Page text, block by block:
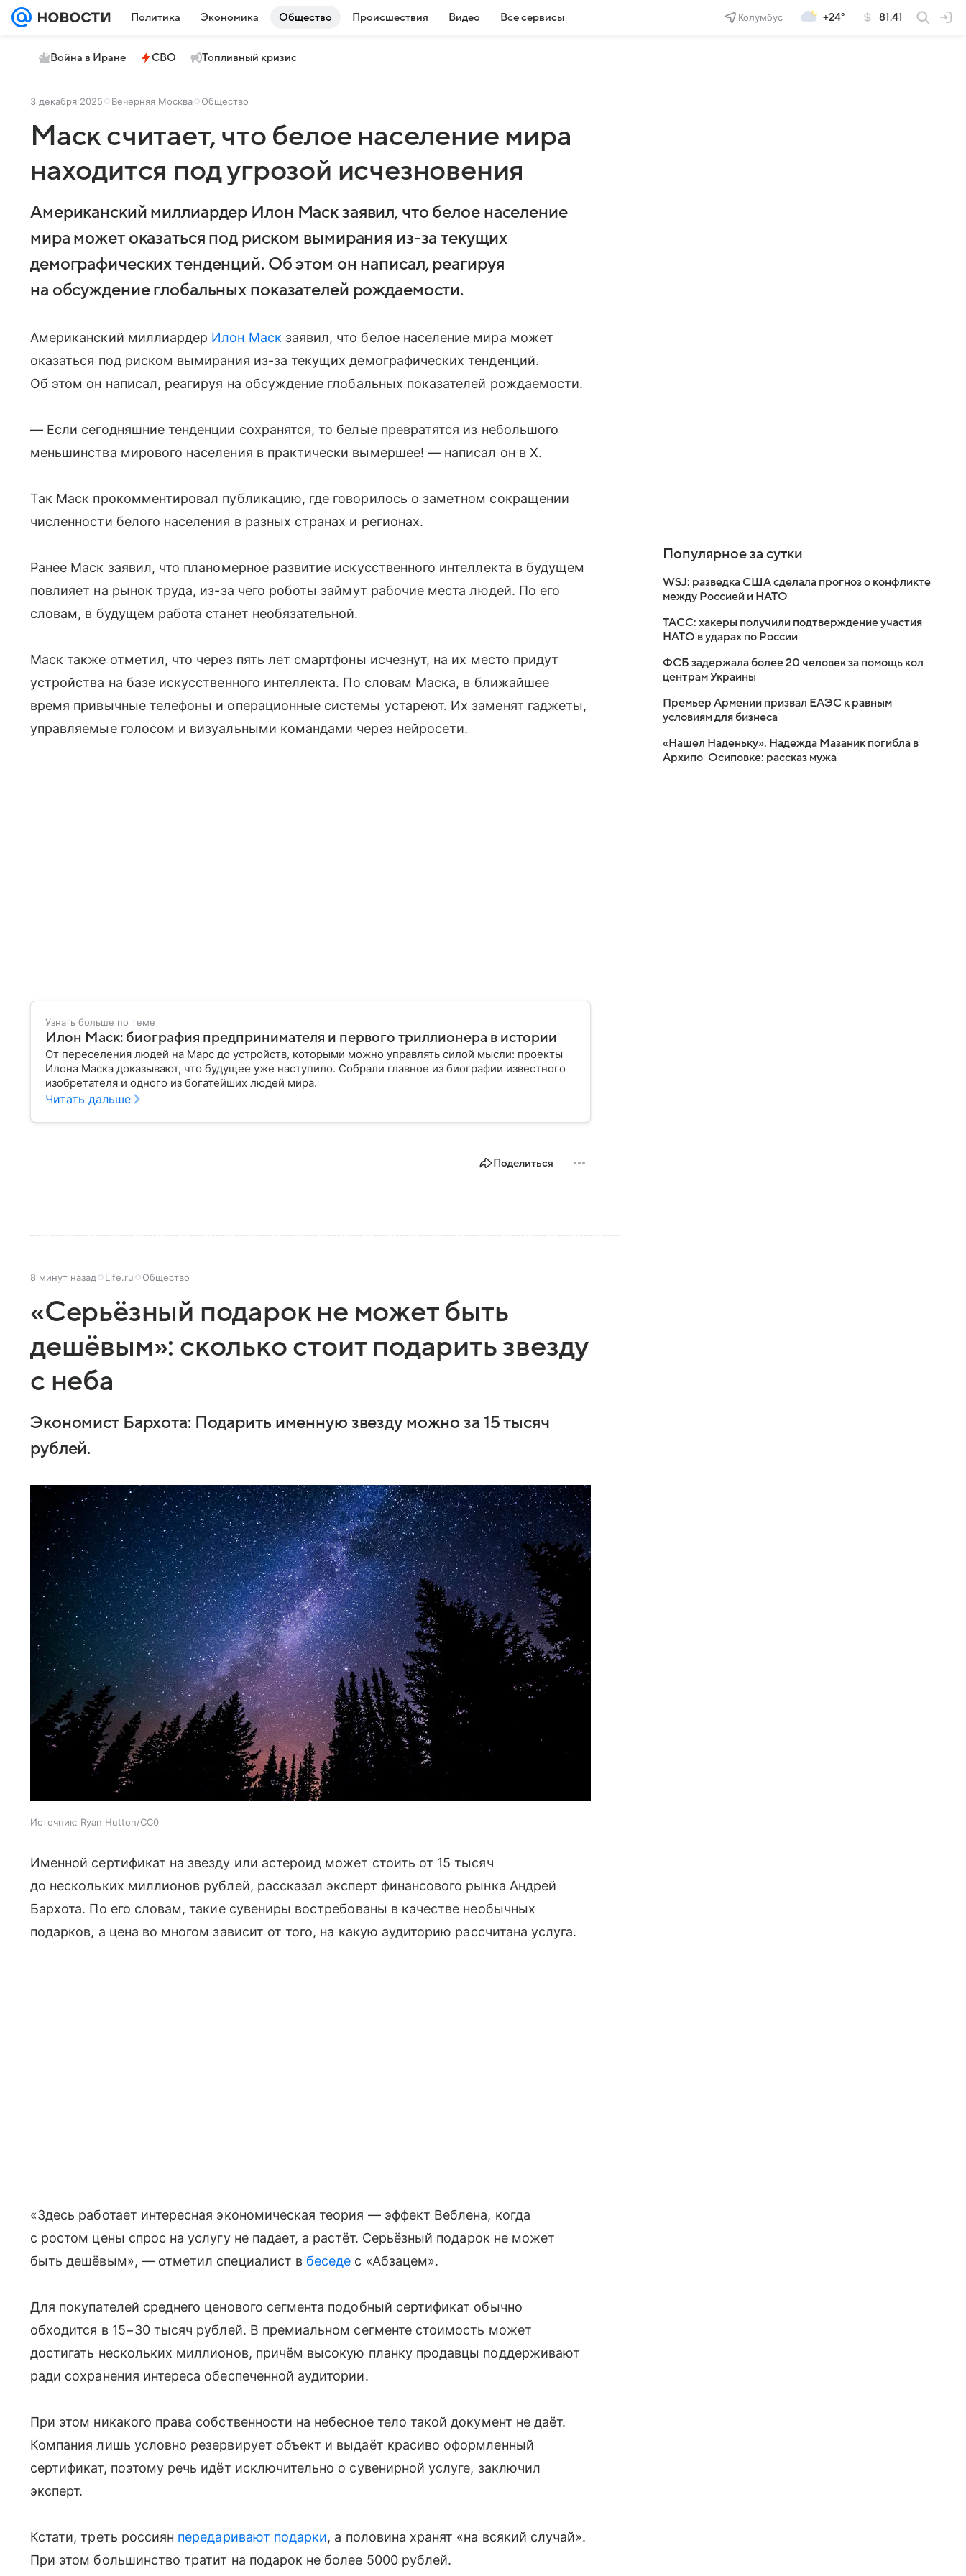
Политика Экономика Общество Происшествия Видео Все сервисы Колумбус +24° 81.41
Война в Иране СВО Топливный кризис
3 декабря 2025 Вечерняя Москва Общество
Маск считает, что белое население мира
находится под угрозой исчезновения
Американский миллиардер Илон Маск заявил, что белое население
мира может оказаться под риском вымирания из-за текущих
демографических тенденций. Об этом он написал, реагируя
на обсуждение глобальных показателей рождаемости.
Американский миллиардер Илон Маск заявил, что белое население мира может
оказаться под риском вымирания из-за текущих демографических тенденций.
Об этом он написал, реагируя на обсуждение глобальных показателей рождаемости.
— Если сегодняшние тенденции сохранятся, то белые превратятся из небольшого
меньшинства мирового населения в практически вымершее! — написал он в X.
Так Маск прокомментировал публикацию, где говорилось о заметном сокращении
численности белого населения в разных странах и регионах.
Ранее Маск заявил, что планомерное развитие искусственного интеллекта в будущем
повлияет на рынок труда, из-за чего роботы займут рабочие места людей. По его
словам, в будущем работа станет необязательной.
Маск также отметил, что через пять лет смартфоны исчезнут, на их место придут
устройства на базе искусственного интеллекта. По словам Маска, в ближайшее
время привычные телефоны и операционные системы устареют. Их заменят гаджеты,
управляемые голосом и визуальными командами через нейросети.
Узнать больше по теме
Илон Маск: биография предпринимателя и первого триллионера в истории
От переселения людей на Марс до устройств, которыми можно управлять силой мысли: проекты
Илона Маска доказывают, что будущее уже наступило. Собрали главное из биографии известного
изобретателя и одного из богатейших людей мира.
Читать дальше
Поделиться
8 минут назад Life.ru Общество
«Серьёзный подарок не может быть
дешёвым»: сколько стоит подарить звезду
с неба
Экономист Бархота: Подарить именную звезду можно за 15 тысяч
рублей.
Источник: Ryan Hutton/CC0
Именной сертификат на звезду или астероид может стоить от 15 тысяч
до нескольких миллионов рублей, рассказал эксперт финансового рынка Андрей
Бархота. По его словам, такие сувениры востребованы в качестве необычных
подарков, а цена во многом зависит от того, на какую аудиторию рассчитана услуга.
«Здесь работает интересная экономическая теория — эффект Веблена, когда
с ростом цены спрос на услугу не падает, а растёт. Серьёзный подарок не может
быть дешёвым», — отметил специалист в беседе с «Абзацем».
Для покупателей среднего ценового сегмента подобный сертификат обычно
обходится в 15−30 тысяч рублей. В премиальном сегменте стоимость может
достигать нескольких миллионов, причём высокую планку продавцы поддерживают
ради сохранения интереса обеспеченной аудитории.
При этом никакого права собственности на небесное тело такой документ не даёт.
Компания лишь условно резервирует объект и выдаёт красиво оформленный
сертификат, поэтому речь идёт исключительно о сувенирной услуге, заключил
эксперт.
Кстати, треть россиян передаривают подарки, а половина хранят «на всякий случай».
При этом большинство тратит на подарок не более 5000 рублей.
Популярное за сутки
WSJ: разведка США сделала прогноз о конфликте
между Россией и НАТО
ТАСС: хакеры получили подтверждение участия
НАТО в ударах по России
ФСБ задержала более 20 человек за помощь кол-
центрам Украины
Премьер Армении призвал ЕАЭС к равным
условиям для бизнеса
«Нашел Наденьку». Надежда Мазаник погибла в
Архипо-Осиповке: рассказ мужа